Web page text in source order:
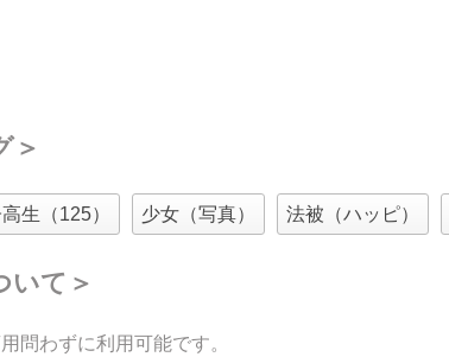
＞
生（125） 少女（写真） 法被（ハッピ）
いて＞
問わずに利用可能です。